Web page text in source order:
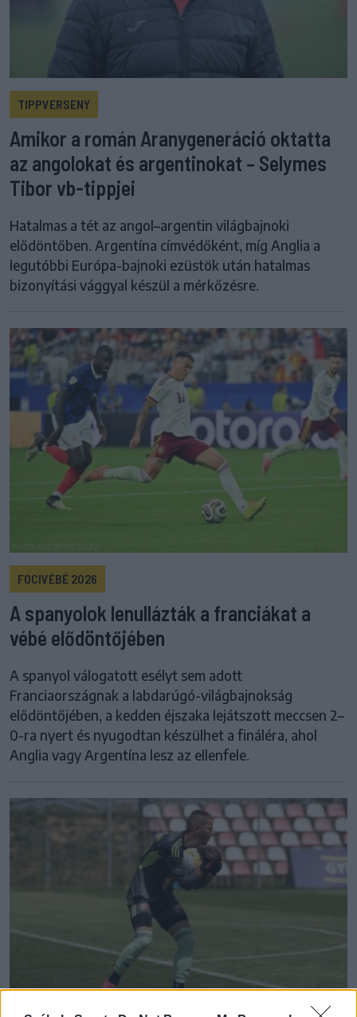
TIPPVERSENY
Amikor a román Aranygeneráció oktatta
az angolokat és argentinokat – Selymes
Tibor vb-tippjei
Hatalmas a tét az angol–argentin világbajnoki
elődöntőben. Argentína címvédőként, míg Anglia a
legutóbbi Európa-bajnoki ezüstök után hatalmas
bizonyítási vággyal készül a mérkőzésre.
FOCIVÉBÉ 2026
A spanyolok lenullázták a franciákat a
vébé elődöntőjében
A spanyol válogatott esélyt sem adott
Franciaországnak a labdarúgó-világbajnokság
elődöntőjében, a kedden éjszaka lejátszott meccsen 2–
0-ra nyert és nyugodtan készülhet a fináléra, ahol
Anglia vagy Argentína lesz az ellenfele.